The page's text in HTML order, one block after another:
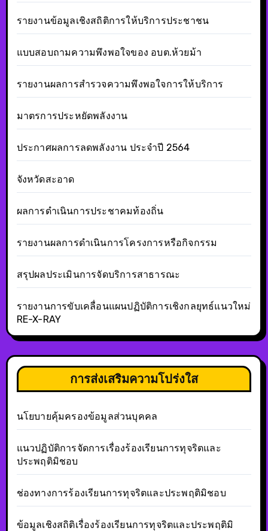
รายงานข้อมูลเชิงสถิติการให้บริการประชาชน
แบบสอบถามความพึงพอใจของ อบต.ห้วยม้า
รายงานผลการสำรวจความพึงพอใจการให้บริการ
มาตรการประหยัดพลังงาน
ประกาศผลการลดพลังงาน ประจำปี 2564
จังหวัดสะอาด
ผลการดำเนินการประชาคมท้องถิ่น
รายงานผลการดำเนินการโครงการหรือกิจกรรม
สรุปผลประเมินการจัดบริการสาธารณะ
รายงานการขับเคลื่อนแผนปฏิบัติการเชิงกลยุทธ์แนวใหม่
RE-X-RAY
การส่งเสริมความโปร่งใส
นโยบายคุ้มครองข้อมูลส่วนบุคคล
แนวปฏิบัติการจัดการเรื่องร้องเรียนการทุจริตและ
ประพฤติมิชอบ
ช่องทางการร้องเรียนการทุจริตและประพฤติมิชอบ
ข้อมูลเชิงสถิติเรื่องร้องเรียนการทุจริตและประพฤติมิ